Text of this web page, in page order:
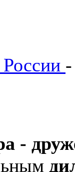
-